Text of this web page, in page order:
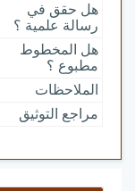
هل حقق في
رسالة علمية ؟
هل المخطوط
مطبوع ؟
الملاحظات
مراجع التوثيق